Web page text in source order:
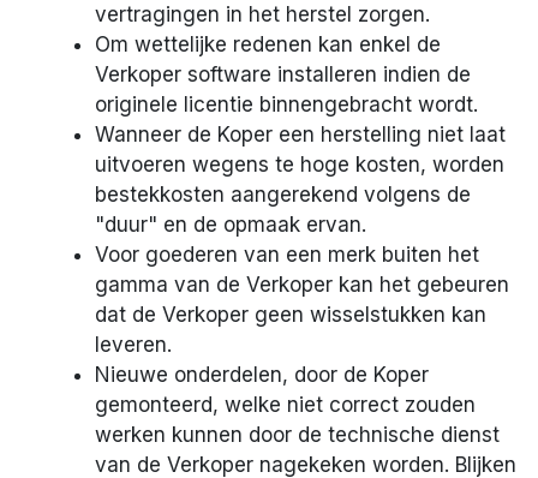
vertragingen in het herstel zorgen.
Om wettelijke redenen kan enkel de
Verkoper software installeren indien de
originele licentie binnengebracht wordt.
Wanneer de Koper een herstelling niet laat
uitvoeren wegens te hoge kosten, worden
bestekkosten aangerekend volgens de
"duur" en de opmaak ervan.
Voor goederen van een merk buiten het
gamma van de Verkoper kan het gebeuren
dat de Verkoper geen wisselstukken kan
leveren.
Nieuwe onderdelen, door de Koper
gemonteerd, welke niet correct zouden
werken kunnen door de technische dienst
van de Verkoper nagekeken worden. Blijken